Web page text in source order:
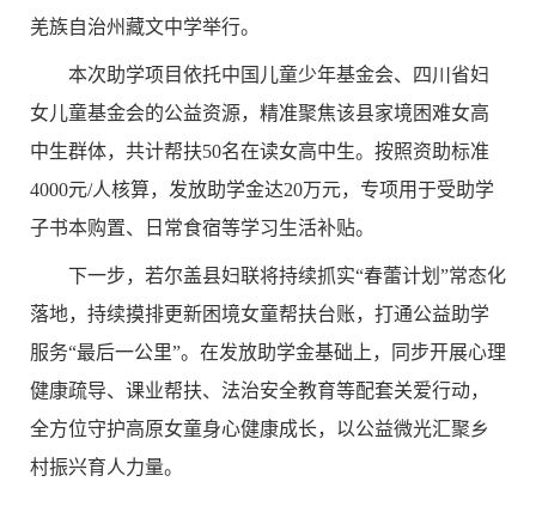
羌族自治州藏文中学举行。
本次助学项目依托中国儿童少年基金会、四川省妇
女儿童基金会的公益资源，精准聚焦该县家境困难女高
中生群体，共计帮扶50名在读女高中生。按照资助标准
4000元/人核算，发放助学金达20万元，专项用于受助学
子书本购置、日常食宿等学习生活补贴。
下一步，若尔盖县妇联将持续抓实“春蕾计划”常态化
落地，持续摸排更新困境女童帮扶台账，打通公益助学
服务“最后一公里”。在发放助学金基础上，同步开展心理
健康疏导、课业帮扶、法治安全教育等配套关爱行动，
全方位守护高原女童身心健康成长，以公益微光汇聚乡
村振兴育人力量。